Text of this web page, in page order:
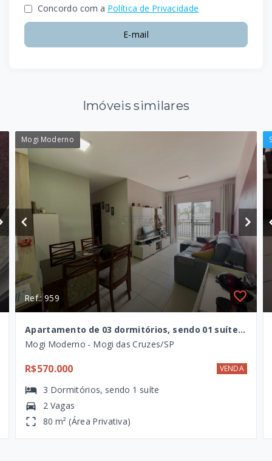
Concordo com a Política de Privacidade
E-mail
Imóveis similares
Mogi Moderno
Ref.: 959
Apartamento de 03 dormitórios, sendo 01 suíte, à venda no Mogi Moderno, Mogi das Cruzes - SP
Mogi Moderno - Mogi das Cruzes/SP
R$570.000 VENDA
3 Dormitórios, sendo 1 suíte
2 Vagas
80 m² (Área Privativa)